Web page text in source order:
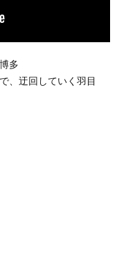
多
、迂回していく羽目